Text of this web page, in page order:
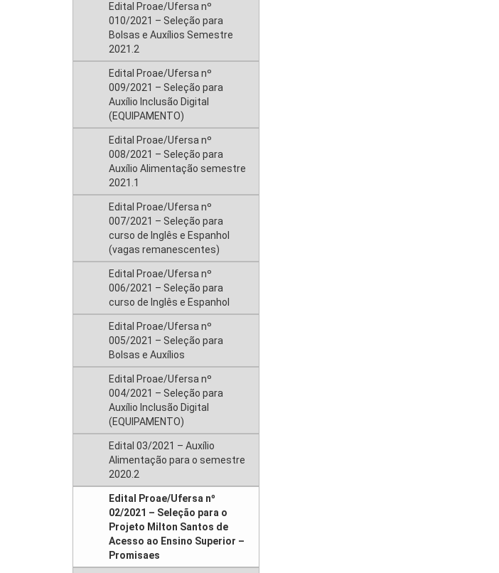
Edital Proae/Ufersa nº
010/2021 – Seleção para
Bolsas e Auxílios Semestre
2021.2
Edital Proae/Ufersa nº
009/2021 – Seleção para
Auxílio Inclusão Digital
(EQUIPAMENTO)
Edital Proae/Ufersa nº
008/2021 – Seleção para
Auxílio Alimentação semestre
2021.1
Edital Proae/Ufersa nº
007/2021 – Seleção para
curso de Inglês e Espanhol
(vagas remanescentes)
Edital Proae/Ufersa nº
006/2021 – Seleção para
curso de Inglês e Espanhol
Edital Proae/Ufersa nº
005/2021 – Seleção para
Bolsas e Auxílios
Edital Proae/Ufersa nº
004/2021 – Seleção para
Auxílio Inclusão Digital
(EQUIPAMENTO)
Edital 03/2021 – Auxílio
Alimentação para o semestre
2020.2
Edital Proae/Ufersa nº
02/2021 – Seleção para o
Projeto Milton Santos de
Acesso ao Ensino Superior –
Promisaes